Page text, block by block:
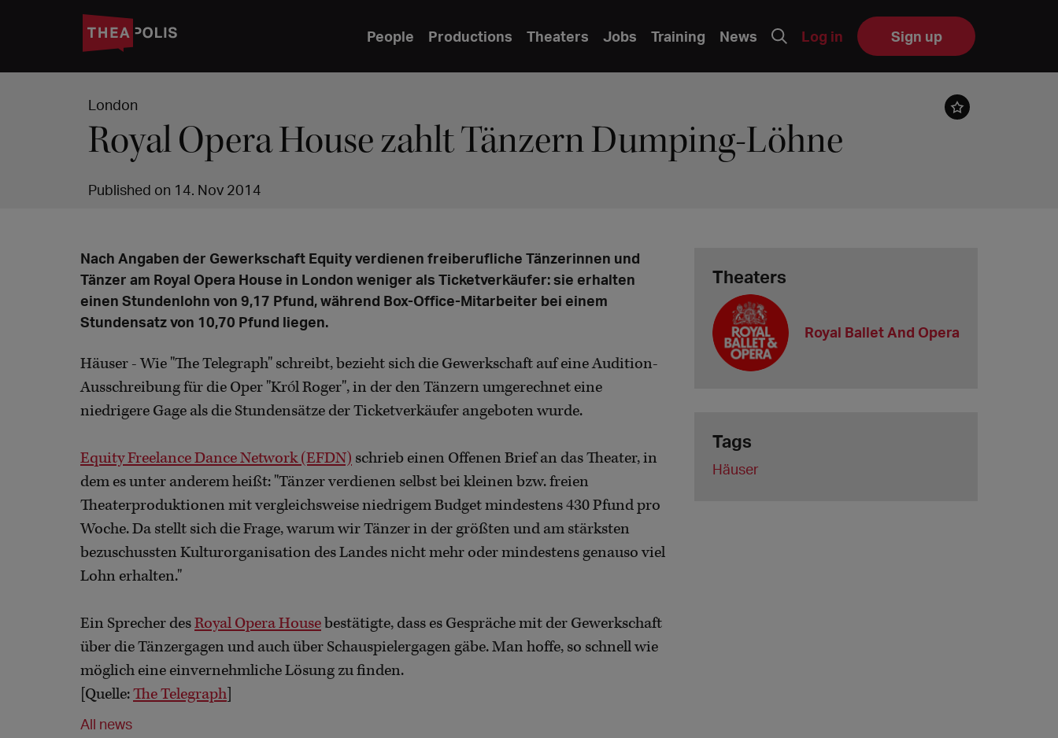
People Productions Theaters Jobs Training News Log in Sign up
London
Royal Opera House zahlt Tänzern Dumping-Löhne
Published on 14. Nov 2014
Nach Angaben der Gewerkschaft Equity verdienen freiberufliche Tänzerinnen und
Tänzer am Royal Opera House in London weniger als Ticketverkäufer: sie erhalten
einen Stundenlohn von 9,17 Pfund, während Box-Office-Mitarbeiter bei einem
Stundensatz von 10,70 Pfund liegen.
Häuser - Wie "The Telegraph" schreibt, bezieht sich die Gewerkschaft auf eine Audition-
Ausschreibung für die Oper "Król Roger", in der den Tänzern umgerechnet eine
niedrigere Gage als die Stundensätze der Ticketverkäufer angeboten wurde.
Equity Freelance Dance Network (EFDN) schrieb einen Offenen Brief an das Theater, in
dem es unter anderem heißt: "Tänzer verdienen selbst bei kleinen bzw. freien
Theaterproduktionen mit vergleichsweise niedrigem Budget mindestens 430 Pfund pro
Woche. Da stellt sich die Frage, warum wir Tänzer in der größten und am stärksten
bezuschussten Kulturorganisation des Landes nicht mehr oder mindestens genauso viel
Lohn erhalten."
Ein Sprecher desRoyal Opera Housebestätigte, dass es Gespräche mit der Gewerkschaft
über die Tänzergagen und auch über Schauspielergagen gäbe. Man hoffe, so schnell wie
möglich eine einvernehmliche Lösung zu finden.
[Quelle:The Telegraph
All news
Theaters
Royal Ballet And Opera
Tags
Häuser